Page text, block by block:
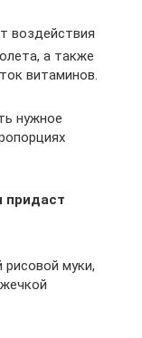
воздействия
а также
витаминов.
нужное
придаст
муки,